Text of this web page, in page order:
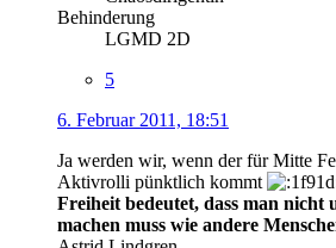
Behinderung
LGMD 2D
5
6. Februar 2011, 18:51
Ja werden wir, wenn der für Mitte
Aktivrolli pünktlich kommt
Freiheit bedeutet, dass man nicht
machen muss wie andere